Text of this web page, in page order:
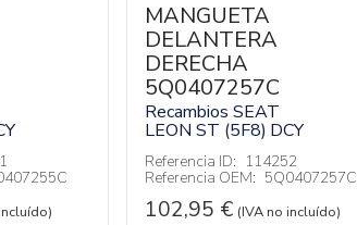
MANGUETA
DELANTERA
DERECHA
5Q0407257C
Recambios SEAT
LEON ST (5F8) DCY
Referencia ID: 114252
Referencia OEM: 5Q0407257C
102,95 € (IVA no incluído)